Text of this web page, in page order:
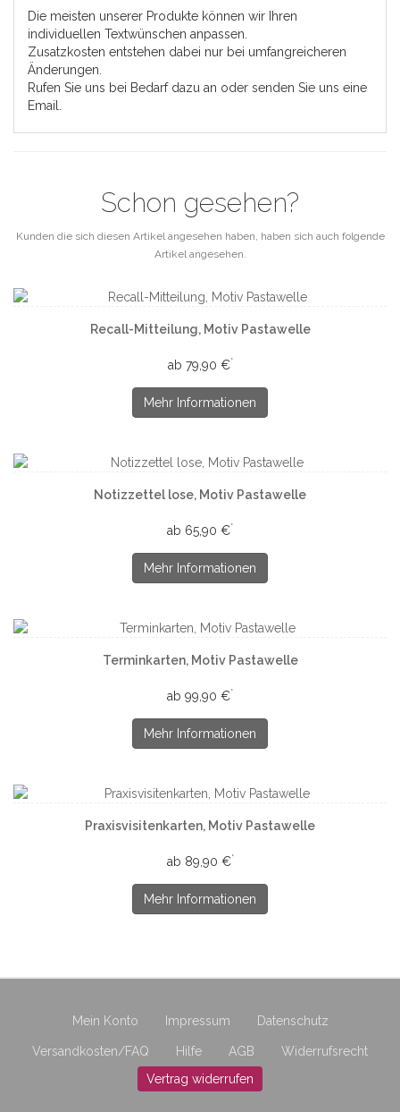
Die meisten unserer Produkte können wir Ihren
individuellen Textwünschen anpassen.
Zusatzkosten entstehen dabei nur bei umfangreicheren
Änderungen.
Rufen Sie uns bei Bedarf dazu an oder senden Sie uns eine
Email.
Schon gesehen?
Kunden die sich diesen Artikel angesehen haben, haben sich auch folgende
Artikel angesehen.
Recall-Mitteilung, Motiv Pastawelle
ab 79,90 €*
Mehr Informationen
Notizzettel lose, Motiv Pastawelle
ab 65,90 €*
Mehr Informationen
Terminkarten, Motiv Pastawelle
ab 99,90 €*
Mehr Informationen
Praxisvisitenkarten, Motiv Pastawelle
ab 89,90 €*
Mehr Informationen
Mein Konto Impressum Datenschutz
Versandkosten/FAQ Hilfe AGB
Widerrufsrecht
Vertrag widerrufen